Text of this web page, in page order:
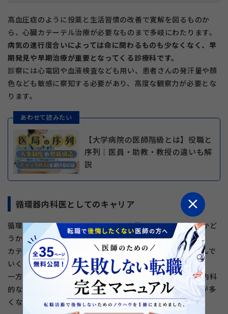
高血圧症のように投薬と生活習慣の改善で寛解を図るものか
ら、心臓カテーテル治療が必要なものまで多岐にわたります。
病気の進行度合いによっては命に関わるものも少なくなく、早
期発見や早期治療が重要となってくる診療科です。
診察には心電図や血液検査なども用い、患者さんの発汗量や顔
色なども敏感に察知する必要があり、高度な観察力が必要とな
ります。
あわせて読みたい
【大学病院の医師階級とは】役職と
序列｜医員・助教・教授の違いも解
説
循環器内科医としてのキャリア
循環器内科医のキャリア形成では、心臓カテーテルを行うかど
うかの選択が重要です。
カテーテルを選択すると、外科的な手技治療のスキルを積んで
いくことになります。
一方でカテーテルを選ばない場合は、薬物療法などのより内科
的な診療に特化しながら、幅広い経験を積んでいくケースが多
くなるようです。
close